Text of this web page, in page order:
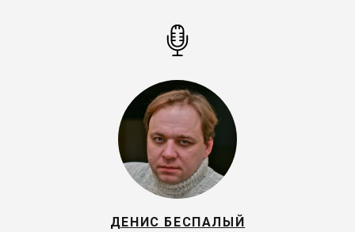
ДЕНИС БЕСПАЛЫЙ